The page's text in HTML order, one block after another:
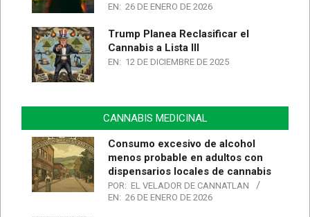
EN: 26 DE ENERO DE 2026
Trump Planea Reclasificar el
Cannabis a Lista III
EN: 12 DE DICIEMBRE DE 2025
CANNABIS MEDICINAL
Consumo excesivo de alcohol
menos probable en adultos con
dispensarios locales de cannabis
POR: EL VELADOR DE CANNATLAN
EN: 26 DE ENERO DE 2026